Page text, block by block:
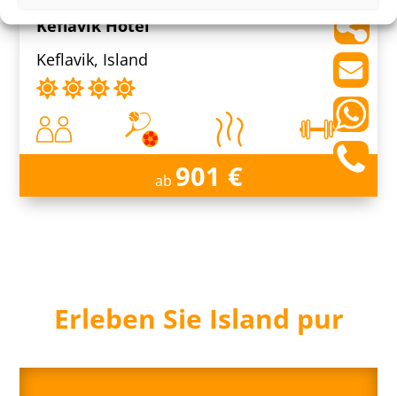
Keflavík Hotel
Keflavik, Island
ab 901 €
Erleben Sie Island pur